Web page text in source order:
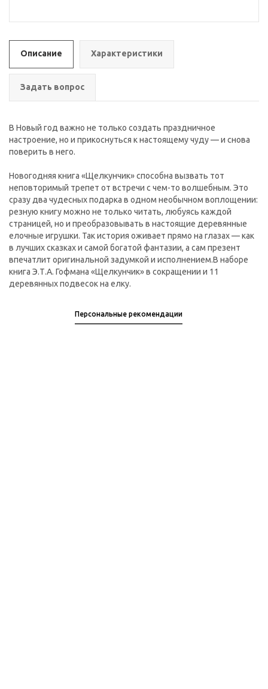
Описание Характеристики
Задать вопрос
В Новый год важно не только создать праздничное
настроение, но и прикоснуться к настоящему чуду — и снова
поверить в него.
Новогодняя книга «Щелкунчик» способна вызвать тот
неповторимый трепет от встречи с чем-то волшебным. Это
сразу два чудесных подарка в одном необычном воплощении:
резную книгу можно не только читать, любуясь каждой
страницей, но и преобразовывать в настоящие деревянные
елочные игрушки. Так история оживает прямо на глазах — как
в лучших сказках и самой богатой фантазии, а сам презент
впечатлит оригинальной задумкой и исполнением.В наборе
книга Э.Т.А. Гофмана «Щелкунчик» в сокращении и 11
деревянных подвесок на елку.
Персональные рекомендации